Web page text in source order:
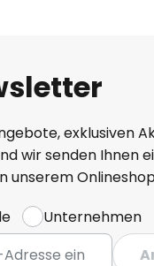
exklusiven
wir senden Ihnen
unserem
Unternehmen